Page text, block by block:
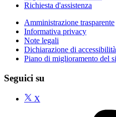
Richiesta d'assistenza
Amministrazione trasparente
Informativa privacy
Note legali
Dichiarazione di accessibilità
Piano di miglioramento del
Seguici su
X